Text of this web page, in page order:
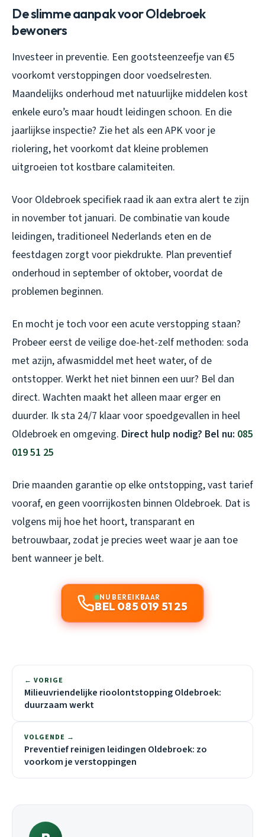
De slimme aanpak voor Oldebroek
bewoners
Investeer in preventie. Een gootsteenzeefje van €5
voorkomt verstoppingen door voedselresten.
Maandelijks onderhoud met natuurlijke middelen kost
enkele euro’s maar houdt leidingen schoon. En die
jaarlijkse inspectie? Zie het als een APK voor je
riolering, het voorkomt dat kleine problemen
uitgroeien tot kostbare calamiteiten.
Voor Oldebroek specifiek raad ik aan extra alert te zijn
in november tot januari. De combinatie van koude
leidingen, traditioneel Nederlands eten en de
feestdagen zorgt voor piekdrukte. Plan preventief
onderhoud in september of oktober, voordat de
problemen beginnen.
En mocht je toch voor een acute verstopping staan?
Probeer eerst de veilige doe-het-zelf methoden: soda
met azijn, afwasmiddel met heet water, of de
ontstopper. Werkt het niet binnen een uur? Bel dan
direct. Wachten maakt het alleen maar erger en
duurder. Ik sta 24/7 klaar voor spoedgevallen in heel
Oldebroek en omgeving. Direct hulp nodig? Bel nu: 085
019 51 25
Drie maanden garantie op elke ontstopping, vast tarief
vooraf, en geen voorrijkosten binnen Oldebroek. Dat is
volgens mij hoe het hoort, transparant en
betrouwbaar, zodat je precies weet waar je aan toe
bent wanneer je belt.
NU BEREIKBAAR
BEL 085 019 51 25
← VORIGE
Milieuvriendelijke rioolontstopping Oldebroek:
duurzaam werkt
VOLGENDE →
Preventief reinigen leidingen Oldebroek: zo
voorkom je verstoppingen